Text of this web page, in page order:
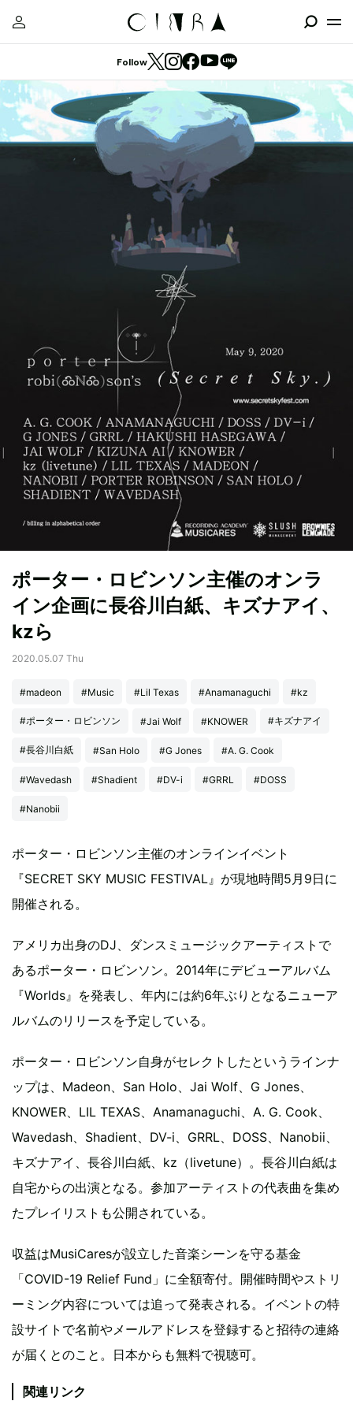
Follow
ポーター・ロビンソン主催のオンラ
イン企画に長谷川白紙、キズナアイ、
kzら
2020.05.07 Thu
#madeon #Music #Lil Texas #Anamanaguchi #kz
#ポーター・ロビンソン #Jai Wolf #KNOWER #キズナアイ
#長谷川白紙 #San Holo #G Jones #A. G. Cook
#Wavedash #Shadient #DV-i #GRRL #DOSS
#Nanobii
ポーター・ロビンソン主催のオンラインイベント
『SECRET SKY MUSIC FESTIVAL』が現地時間5月9日に
開催される。
アメリカ出身のDJ、ダンスミュージックアーティストで
あるポーター・ロビンソン。2014年にデビューアルバム
『Worlds』を発表し、年内には約6年ぶりとなるニューア
ルバムのリリースを予定している。
ポーター・ロビンソン自身がセレクトしたというラインナ
ップは、Madeon、San Holo、Jai Wolf、G Jones、
KNOWER、LIL TEXAS、Anamanaguchi、A. G. Cook、
Wavedash、Shadient、DV-i、GRRL、DOSS、Nanobii、
キズナアイ、長谷川白紙、kz（livetune）。長谷川白紙は
自宅からの出演となる。参加アーティストの代表曲を集め
たプレイリストも公開されている。
収益はMusiCaresが設立した音楽シーンを守る基金
「COVID-19 Relief Fund」に全額寄付。開催時間やストリ
ーミング内容については追って発表される。イベントの特
設サイトで名前やメールアドレスを登録すると招待の連絡
が届くとのこと。日本からも無料で視聴可。
関連リンク